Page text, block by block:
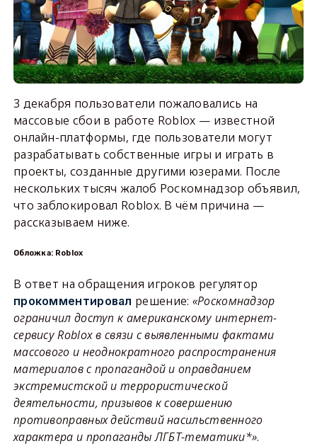
3 декабря пользователи пожаловались на
массовые сбои в работе Roblox — известной
онлайн-платформы, где пользователи могут
разрабатывать собственные игры и играть в
проекты, созданные другими юзерами. После
нескольких тысяч жалоб Роскомнадзор объявил,
что заблокировал Roblox. В чём причина —
рассказываем ниже.
Обложка: Roblox
В ответ на обращения игроков регулятор
прокомментировал решение: «Роскомнадзор
ограничил доступ к американскому интернет-
сервису Roblox в связи с выявленными фактами
массового и неоднократного распространения
материалов с пропагандой и оправданием
экстремистской и террористической
деятельности, призывов к совершению
противоправных действий насильственного
характера и пропаганды ЛГБТ-тематики*».